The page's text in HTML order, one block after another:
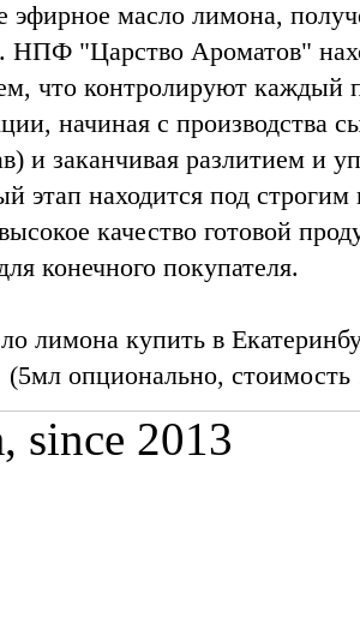
эфирное масло лимона,
НПФ "Царство Ароматов"
что контролируют каждый
начиная с производства
и заканчивая разлитием и
этап находится под строгим
качество готовой
конечного покупателя.
лимона купить в
опционально, стоимость
since 2013